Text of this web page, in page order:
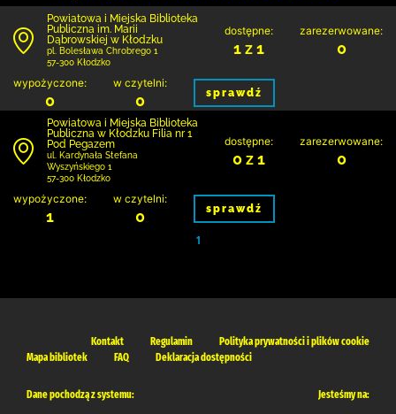
Powiatowa i Miejska Biblioteka
Publiczna im. Marii
Dąbrowskiej w Kłodzku
pl. Bolesława Chrobrego 1
57-300 Kłodzko
dostępne:
1 z 1
zarezerwowane:
0
wypożyczone:
0
w czytelni:
0 sprawdź
Powiatowa i Miejska Biblioteka
Publiczna w Kłodzku Filia nr 1
Pod Pegazem
ul. Kardynała Stefana
Wyszyńskiego 1
57-300 Kłodzko
dostępne:
0 z 1
zarezerwowane:
0
wypożyczone:
1
w czytelni:
0 sprawdź
1
Kontakt Regulamin
Polityka prywatności i plików cookie
Mapa bibliotek
FAQ Deklaracja dostępności
Dane pochodzą z systemu: Jesteśmy na: